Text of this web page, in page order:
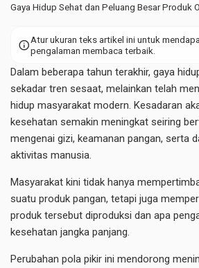
Gaya Hidup Sehat dan Peluang Besar Produk
infoAtur ukuran teks artikel ini untuk
pengalaman membaca terbaik.
Dalam beberapa tahun terakhir, gaya
sekadar tren sesaat, melainkan telah
hidup masyarakat modern. Kesadaran
kesehatan semakin meningkat seiring
mengenai gizi, keamanan pangan, serta
aktivitas manusia.
Masyarakat kini tidak hanya
suatu produk pangan, tetapi juga
produk tersebut diproduksi dan apa
kesehatan jangka panjang.
Perubahan pola pikir ini mendorong